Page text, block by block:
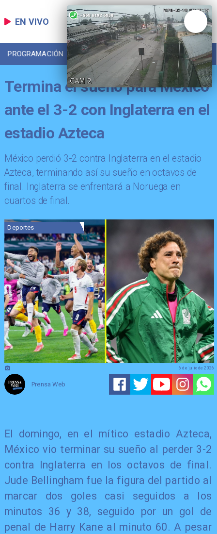
EN VIVO
PROGRAMACIÓN LOCAL DEPORTES
Termina el sueño para México
ante el 3-2 con Inglaterra en el
estadio Azteca
México perdió 3-2 contra Inglaterra en el estadio
Azteca, terminando así su sueño en octavos de
final. Inglaterra se enfrentará a Noruega en
cuartos de final.
Deportes
Prensa Web
6 de julio de 2026
El domingo, en el mítico estadio Azteca,
México vio terminar su sueño al perder 3-2
contra Inglaterra en los octavos de final.
Jude Bellingham fue la figura del partido al
marcar dos goles casi seguidos a los
minutos 36 y 38, seguido por un gol de
penal de Harry Kane al minuto 60. A pesar